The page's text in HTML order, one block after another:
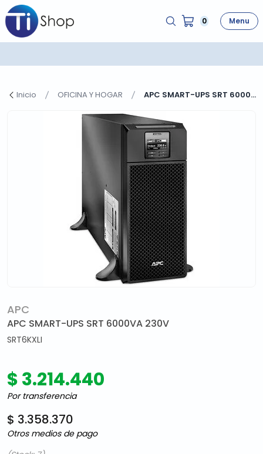
0 Menu
Inicio OFICINA Y HOGAR APC SMART-UPS SRT 6000...
APC
APC SMART-UPS SRT 6000VA 230V
SRT6KXLI
$ 3.214.440
Por transferencia
$ 3.358.370
Otros medios de pago